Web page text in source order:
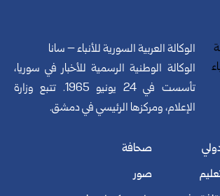
الوكالة العربية السورية للأنباء – سانا
الوكالة الوطنية الرسمية للأخبار في سوريا،
تأسست في 24 يونيو 1965. تتبع وزارة
الإعلام، ومركزها الرئيسي في دمشق.
صحافة
صور